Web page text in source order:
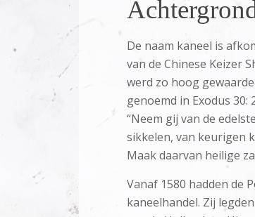
De naam kaneel is
van de Chinese Keizer
werd zo hoog
genoemd in Exodus
“Neem gij van de
sikkelen, van keurigen
Maak daarvan heilige
Vanaf 1580 hadden de
kaneelhandel. Zij